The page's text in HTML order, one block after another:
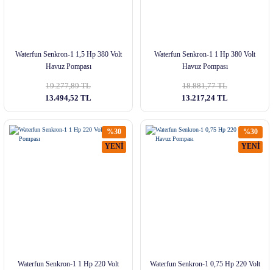
Waterfun Senkron-1 1,5 Hp 380 Volt
Havuz Pompası
19.277,89 TL
13.494,52 TL
Waterfun Senkron-1 1 Hp 380 Volt
Havuz Pompası
18.881,77 TL
13.217,24 TL
%30
YENİ
Waterfun Senkron-1 1 Hp 220 Volt
%30
YENİ
Waterfun Senkron-1 0,75 Hp 220 Volt